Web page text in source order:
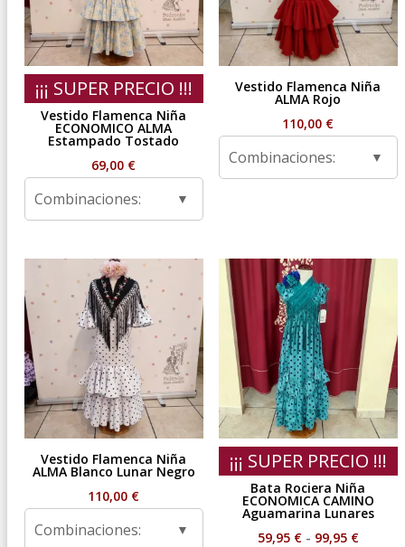
¡¡¡ SUPER PRECIO !!!
Vestido Flamenca Niña
ECONOMICO ALMA
Estampado Tostado
69,00 €
Combinaciones:
Vestido Flamenca Niña
ALMA Rojo
110,00 €
Combinaciones:
Vestido Flamenca Niña
ALMA Blanco Lunar Negro
110,00 €
Combinaciones:
¡¡¡ SUPER PRECIO !!!
Bata Rociera Niña
ECONOMICA CAMINO
Aguamarina Lunares
59,95 € - 99,95 €Rango